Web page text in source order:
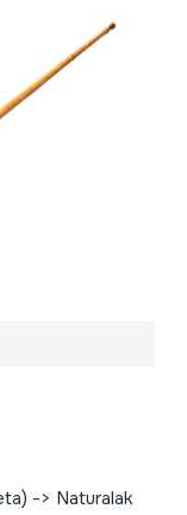
-> Naturalak